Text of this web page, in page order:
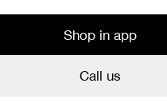
Shop in app
Call us